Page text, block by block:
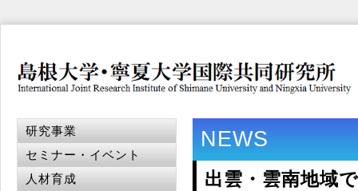
NEWS
出雲・雲南地域
研究事業
セミナー・イベント
人材育成